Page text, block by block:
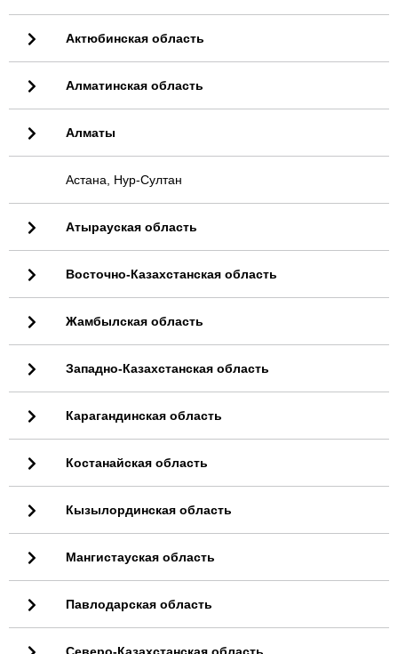
Актюбинская область
Алматинская область
Алматы
Астана, Нур-Султан
Атырауская область
Восточно-Казахстанская область
Жамбылская область
Западно-Казахстанская область
Карагандинская область
Костанайская область
Кызылординская область
Мангистауская область
Павлодарская область